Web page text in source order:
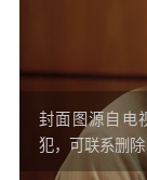
封面图源自电
犯，可联系删除